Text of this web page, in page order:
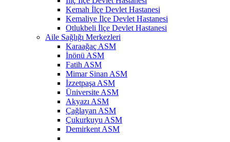
Kemah İlçe Devlet Hastanesi
Kemaliye İlçe Devlet Hastanesi
Otlukbeli İlçe Devlet Hastanesi
Aile Sağlığı Merkezleri
Karaağaç ASM
İnönü ASM
Fatih ASM
Mimar Sinan ASM
İzzetpaşa ASM
Üniversite ASM
Akyazı ASM
Çağlayan ASM
Çukurkuyu ASM
Demirkent ASM